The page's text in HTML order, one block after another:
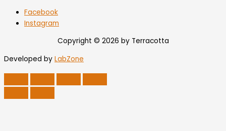
Facebook
Instagram
Copyright © 2026 by Terracotta
Developed by LabZone